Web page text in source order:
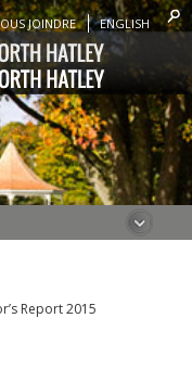
JOINDRE ENGLISH
Report 2015